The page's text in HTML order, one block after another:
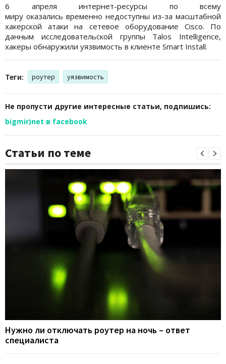
6 апреля интернет-ресурсы по всему
миру оказались временно недоступны из-за масштабной
хакерской атаки на сетевое оборудование Cisco. По
данным исследовательской группы Talos Intelligence,
хакеры обнаружили уязвимость в клиенте Smart Install.
Теги: роутер уязвимость
Не пропусти другие интересные статьи, подпишись:
bigmir)net в facebook
Статьи по теме
Нужно ли отключать роутер на ночь – ответ
специалиста